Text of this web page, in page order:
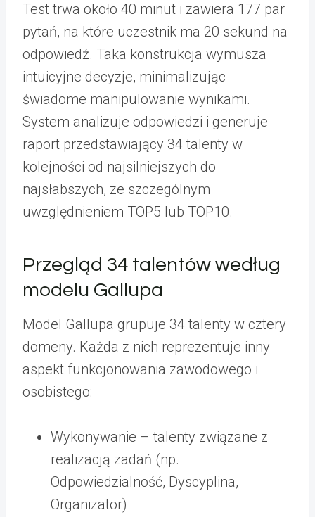
Test trwa około 40 minut i zawiera 177 par
pytań, na które uczestnik ma 20 sekund na
odpowiedź. Taka konstrukcja wymusza
intuicyjne decyzje, minimalizując
świadome manipulowanie wynikami.
System analizuje odpowiedzi i generuje
raport przedstawiający 34 talenty w
kolejności od najsilniejszych do
najsłabszych, ze szczególnym
uwzględnieniem TOP5 lub TOP10.
Przegląd 34 talentów według
modelu Gallupa
Model Gallupa grupuje 34 talenty w cztery
domeny. Każda z nich reprezentuje inny
aspekt funkcjonowania zawodowego i
osobistego:
Wykonywanie – talenty związane z
realizacją zadań (np.
Odpowiedzialność, Dyscyplina,
Organizator)